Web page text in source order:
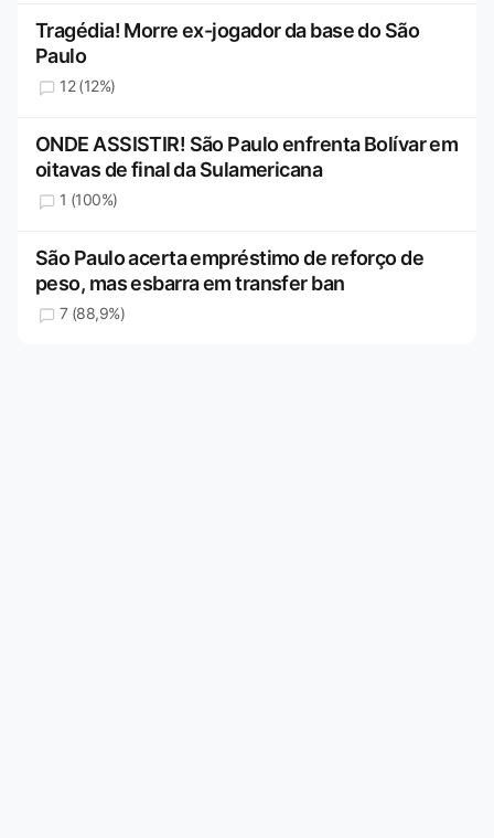
Tragédia! Morre ex-jogador da base do São
Paulo
12 (12%)
ONDE ASSISTIR! São Paulo enfrenta Bolívar em
oitavas de final da Sulamericana
1 (100%)
São Paulo acerta empréstimo de reforço de
peso, mas esbarra em transfer ban
7 (88,9%)